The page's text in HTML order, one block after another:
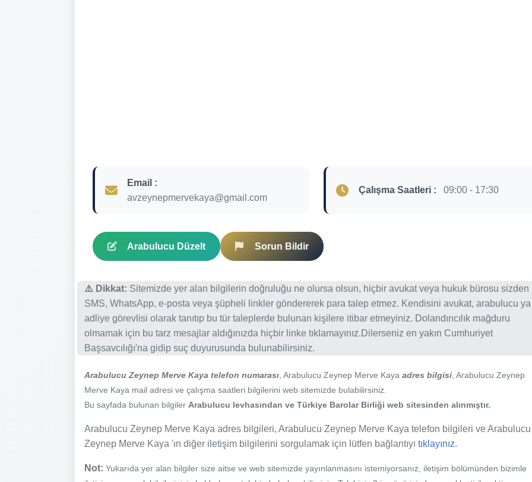
Email :
avzeynepmervekaya@gmail.com
Çalışma Saatleri : 09:00 - 17:30
Arabulucu Düzelt Sorun Bildir
⚠️ Dikkat: Sitemizde yer alan bilgilerin doğruluğu ne olursa olsun, hiçbir avukat veya hukuk bürosu sizden
SMS, WhatsApp, e-posta veya şüpheli linkler göndererek para talep etmez. Kendisini avukat, arabulucu
adliye görevlisi olarak tanıtıp bu tür taleplerde bulunan kişilere itibar etmeyiniz. Dolandırıcılık mağduru
olmamak için bu tarz mesajlar aldığınızda hiçbir linke tıklamayınız.Dilerseniz en yakın Cumhuriyet
Başsavcılığı'na gidip suç duyurusunda bulunabilirsiniz.
Arabulucu Zeynep Merve Kaya telefon numarası , Arabulucu Zeynep Merve Kaya adres bilgisi , Arabulucu Zeynep
Merve Kaya mail adresi ve çalışma saatleri bilgilerini web sitemizde bulabilirsiniz.
Bu sayfada bulunan bilgiler Arabulucu levhasından ve Türkiye Barolar Birliği web sitesinden alınmıştır.
Arabulucu Zeynep Merve Kaya adres bilgileri, Arabulucu Zeynep Merve Kaya telefon bilgileri ve Arabulucu
Zeynep Merve Kaya 'ın diğer iletişim bilgilerini sorgulamak için lütfen bağlantıyı tıklayınız.
Not: Yukarıda yer alan bilgiler size aitse ve web sitemizde yayınlanmasını istemiyorsanız, iletişim bölümünden bizimle